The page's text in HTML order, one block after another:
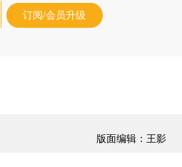
订阅/会员升级
版面编辑：王影